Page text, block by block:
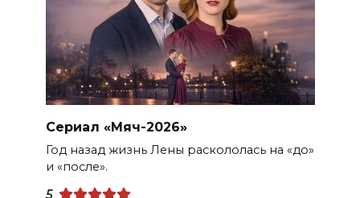
Сериал «Мяч-2026»
Год назад жизнь Лены раскололась на «до»
и «после».
5